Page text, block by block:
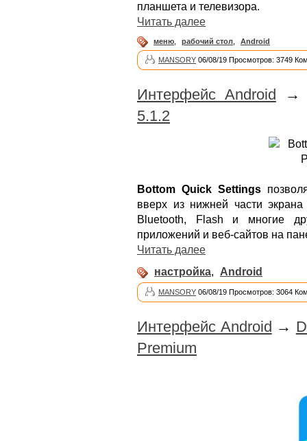
планшета и телевизора.
Читать далее
меню рабочий стол Android
MANSORY 06/08/19 Просмотров: 3749
Интерфейс Android
5.1.2
Bottom Quick Settings
вверх из нижней части
Bluetooth, Flash и многие
приложений и веб-сайтов на
Читать далее
настройка, Android
MANSORY 06/08/19 Просмотров: 3064
Интерфейс Android →
Premium